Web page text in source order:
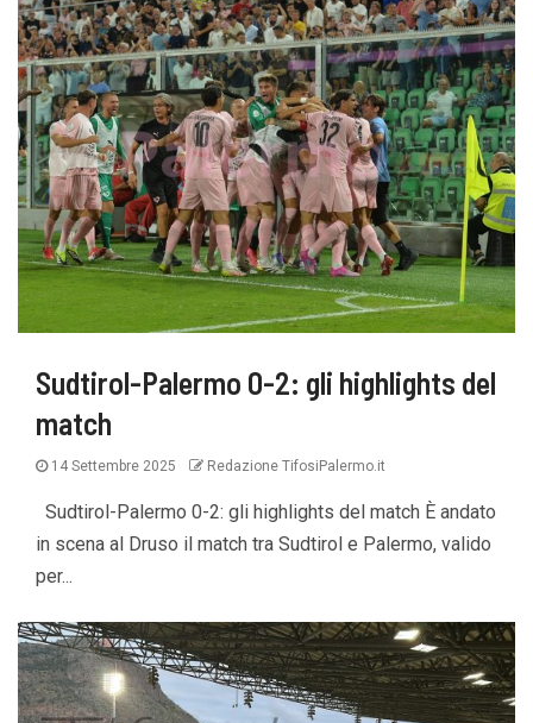
Sudtirol-Palermo 0-2: gli highlights del
match
14 Settembre 2025 Redazione TifosiPalermo.it
Sudtirol-Palermo 0-2: gli highlights del match È andato
in scena al Druso il match tra Sudtirol e Palermo, valido
per...